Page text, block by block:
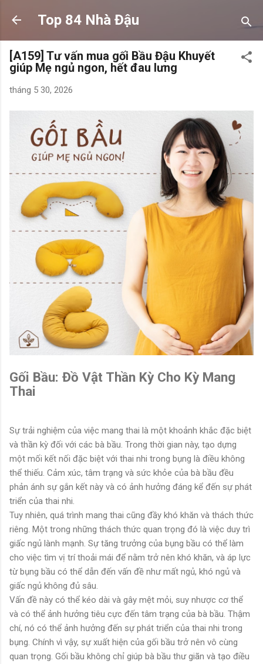
Chuyển đến nội dung chính
Top 84 Nhà Đậu
[A159] Tư vấn mua gối Bầu Đậu Khuyết
giúp Mẹ ngủ ngon, hết đau lưng
tháng 5 30, 2026
Gối Bầu: Đồ Vật Thần Kỳ Cho Kỳ Mang
Thai
Sự trải nghiệm của việc mang thai là một khoảnh khắc đặc biệt
và thần kỳ đối với các bà bầu. Trong thời gian này, tạo dựng
một mối kết nối đặc biệt với thai nhi trong bụng là điều không
thể thiếu. Cảm xúc, tâm trạng và sức khỏe của bà bầu đều
phản ánh sự gắn kết này và có ảnh hưởng đáng kể đến sự phát
triển của thai nhi.
Tuy nhiên, quá trình mang thai cũng đầy khó khăn và thách thức
riêng. Một trong những thách thức quan trọng đó là việc duy trì
giấc ngủ lành mạnh. Sự tăng trưởng của bụng bầu có thể làm
cho việc tìm vị trí thoải mái để nằm trở nên khó khăn, và áp lực
từ bụng bầu có thể dẫn đến vấn đề như mất ngủ, khó ngủ và
giấc ngủ không đủ sâu.
Vấn đề này có thể kéo dài và gây mệt mỏi, suy nhược cơ thể
và có thể ảnh hưởng tiêu cực đến tâm trạng của bà bầu. Thậm
chí, nó có thể ảnh hưởng đến sự phát triển của thai nhi trong
bụng. Chính vì vậy, sự xuất hiện của gối bầu trở nên vô cùng
quan trọng. Gối bầu không chỉ giúp bà bầu thư giãn và tạo điều